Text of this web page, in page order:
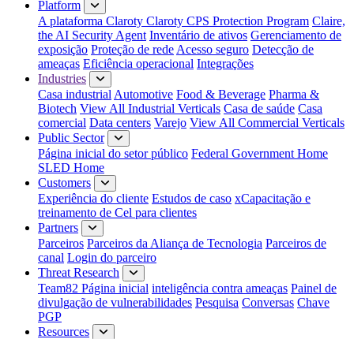
Platform
A plataforma Claroty Claroty CPS Protection Program Claire,
the AI Security Agent Inventário de ativos Gerenciamento de
exposição Proteção de rede Acesso seguro Detecção de
ameaças Eficiência operacional Integrações
Industries
Casa industrial Automotive Food & Beverage Pharma &
Biotech View All Industrial Verticals Casa de saúde Casa
comercial Data centers Varejo View All Commercial Verticals
Public Sector
Página inicial do setor público Federal Government Home
SLED Home
Customers
Experiência do cliente Estudos de caso xCapacitação e
treinamento de Cel para clientes
Partners
Parceiros Parceiros da Aliança de Tecnologia Parceiros de
canal Login do parceiro
Threat Research
Team82 Página inicial inteligência contra ameaças Painel de
divulgação de vulnerabilidades Pesquisa Conversas Chave
PGP
Resources